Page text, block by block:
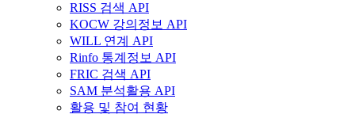
RISS 검색 API
KOCW 강의정보 API
WILL 연계 API
Rinfo 통계정보 API
FRIC 검색 API
SAM 분석활용 API
활용 및 참여 현황